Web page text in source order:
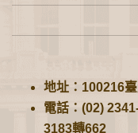
地址：100216
電話：(02)
3183轉662